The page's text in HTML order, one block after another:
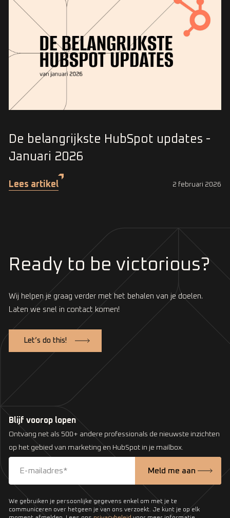
De belangrijkste HubSpot updates -
Januari 2026
Lees artikel 2 februari 2026
Ready to be victorious?
Wij helpen je graag verder met het behalen van je doelen.
Laten we snel in contact komen!
Let’s do this!
Blijf voorop lopen
Ontvang net als 500+ andere professionals de nieuwste inzichten
op het gebied van marketing en HubSpot in je mailbox.
We gebruiken je persoonlijke gegevens enkel om met je te
communiceren over hetgeen je van ons verzoekt. Je kunt je op elk